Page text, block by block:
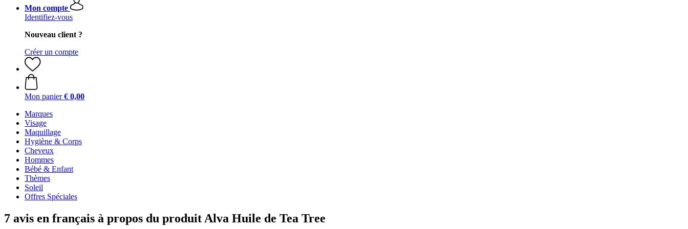
Mon compte
Identifiez-vous
Nouveau client ?
Créer un compte
Mon panier € 0,00
Marques
Visage
Maquillage
Hygiène & Corps
Cheveux
Hommes
Bébé & Enfant
Thèmes
Soleil
Offres Spéciales
7 avis en français à propos du produit Alva Huile de Tea Tree